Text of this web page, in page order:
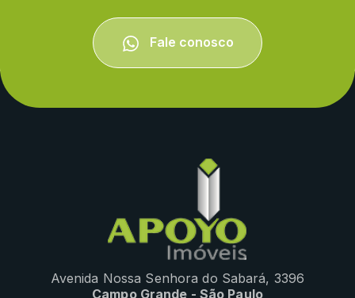
Fale conosco
Avenida Nossa Senhora do Sabará, 3396
Campo Grande - São Paulo